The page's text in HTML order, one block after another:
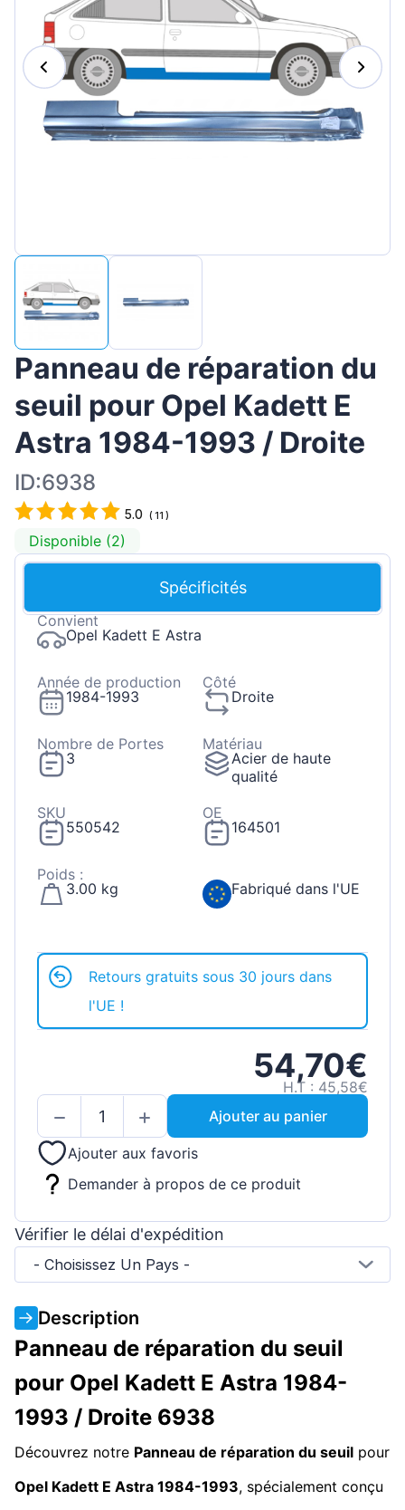
Magyar
Slovenian
Panneau de réparation du
seuil pour Opel Kadett E
Astra 1984-1993 / Droite
ID:6938
5.0 (11 )
Disponible (2)
Spécificités
Convient
Opel Kadett E Astra
Année de production
1984-1993
Côté
Droite
Nombre de Portes
3
Matériau
Acier de haute
qualité
SKU
550542
OE
164501
Poids :
3.00 kg
Fabriqué dans l'UE
Retours gratuits sous 30 jours dans
l'UE !
54,70€
H.T : 45,58€
Ajouter au panier
Ajouter aux favoris
Demander à propos de ce produit
Vérifier le délai d'expédition
- Choisissez Un Pays -
Description
Panneau de réparation du seuil
pour Opel Kadett E Astra 1984-
1993 / Droite 6938
Découvrez notre Panneau de réparation du seuil pour
Opel Kadett E Astra 1984-1993, spécialement conçu